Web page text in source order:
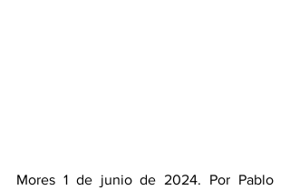
Mores 1 de junio de 2024. Por Pablo